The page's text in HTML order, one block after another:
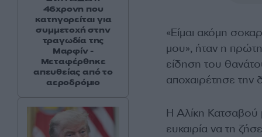
«Είμαι ακόμη
μου», ήταν η
είδηση του
αποχαιρέτησε την
Η Αλίκη Κατσαβού
ευκαιρία να τη
46χρονη που
κατηγορείται για
συμμετοχή στην
τραγωδία της
Μαρφίν -
Μεταφέρθηκε
απευθείας από το
αεροδρόμιο